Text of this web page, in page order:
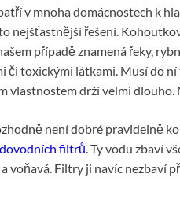
v mnoha domácnostech k
nejšťastnější řešení.
případě znamená řeky,
či toxickými látkami. Musí do
vlastnostem drží velmi dlouho.
není dobré pravidelně
filtrů . Ty vodu zbaví
voňavá. Filtry ji navíc nezbaví